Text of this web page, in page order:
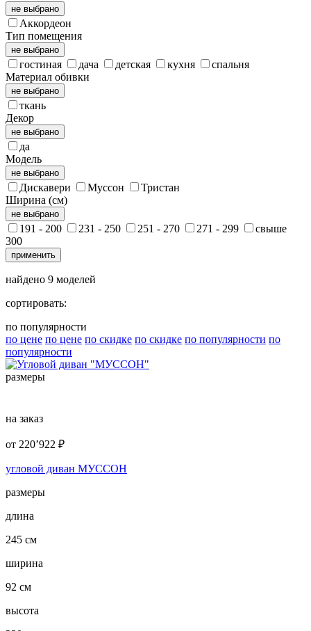
не выбрано
Аккордеон
Тип помещения
не выбрано
гостиная дача детская кухня
спальня
Материал обивки
не выбрано
ткань
Декор
не выбрано
да
Модель
не выбрано
Дискавери Муссон
Тристан
Ширина (см)
не выбрано
191 - 200 231 - 250 251 - 270 271 - 299
свыше
300
применить
найдено 9 моделей
сортировать:
по популярности
по цене по цене по скидке по скидке по популярности по
популярности
размеры
на заказ
от 220’922 ₽
угловой диван МУССОН
размеры
длина
245 см
ширина
92 см
высота